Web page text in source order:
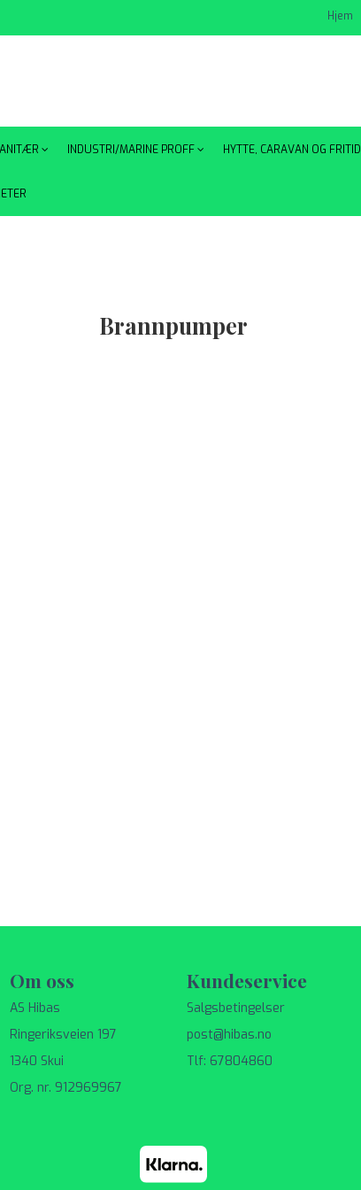
Hjem
INDUSTRI/MARINE PROFF HYTTE, CARAVAN OG FRITID
Brannpumper
Om oss
AS Hibas
Ringeriksveien 197
1340 Skui
Org. nr. 912969967
Kundeservice
Salgsbetingelser
post@hibas.no
Tlf: 67804860